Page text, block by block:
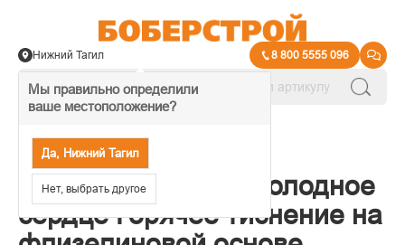
Мы правильно определили
ваше местоположение?
Да, Нижний Тагил
Нет, выбрать другое
Нижний Тагил 8 800 5555 096
Обои OVK Design Холодное
сердце Горячее тиснение на